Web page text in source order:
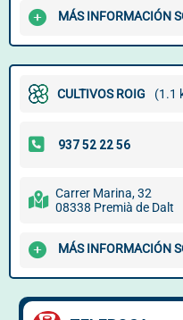
MÁS INFORMACIÓN
CULTIVOS ROIG (1.1
Carrer Marina, 32
08338 Premià de Dalt
MÁS INFORMACIÓN